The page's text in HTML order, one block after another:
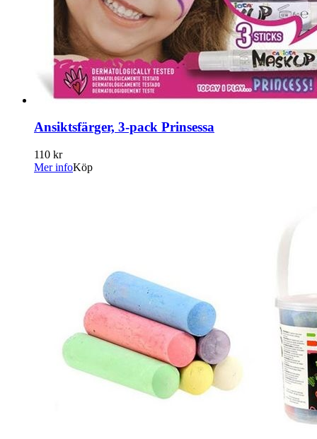
Ansiktsfärger, 3-pack Prinsessa
110 kr
Mer infoKöp